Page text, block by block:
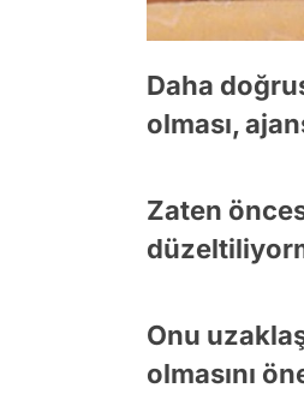
Daha
olması,
Zaten
Onu
olmasını